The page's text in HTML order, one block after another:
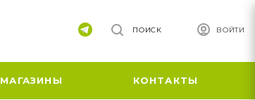
ВОЙТИ
ПОИСК
МАГАЗИНЫ КОНТАКТЫ